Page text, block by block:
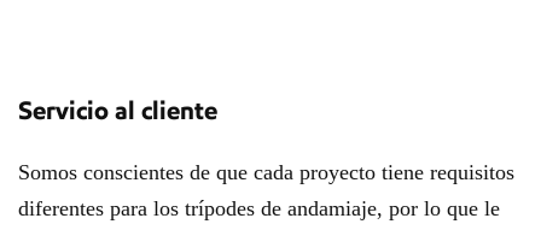
Servicio al cliente
Somos conscientes de que cada proyecto tiene requisitos
diferentes para los trípodes de andamiaje, por lo que le